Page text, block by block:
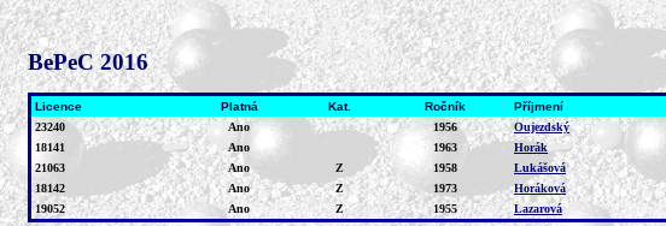
BePeC 2016
Licence Platná Kat. Ročník Příjmení
23240
Ano 1956 Oujezdský
18141
Ano 1963 Horák
21063
Ano Z 1958 Lukášová
18142
Ano Z 1973 Horáková
19052
Ano Z 1955 Lazarová